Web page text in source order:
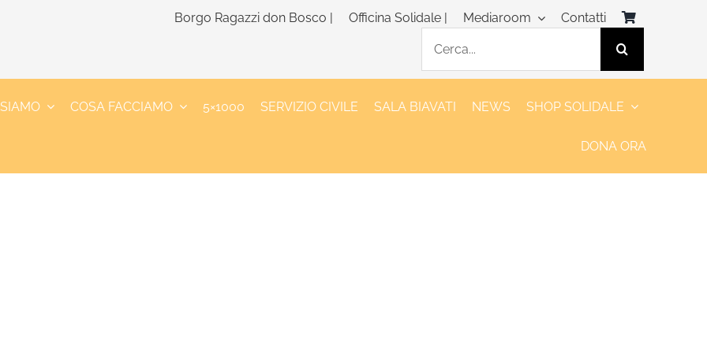
Borgo Ragazzi don Bosco | Officina Solidale | Mediaroom
Contatti
per:
COSA FACCIAMO 5×1000 SERVIZIO CIVILE SALA BIAVATI NEWS SHOP SOLIDALE
DONA ORA